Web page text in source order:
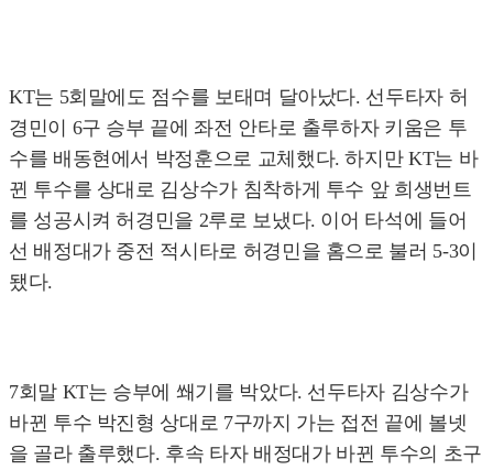
KT는 5회말에도 점수를 보태며 달아났다. 선두타자 허
경민이 6구 승부 끝에 좌전 안타로 출루하자 키움은 투
수를 배동현에서 박정훈으로 교체했다. 하지만 KT는 바
뀐 투수를 상대로 김상수가 침착하게 투수 앞 희생번트
를 성공시켜 허경민을 2루로 보냈다. 이어 타석에 들어
선 배정대가 중전 적시타로 허경민을 홈으로 불러 5-3이
됐다.
7회말 KT는 승부에 쐐기를 박았다. 선두타자 김상수가
바뀐 투수 박진형 상대로 7구까지 가는 접전 끝에 볼넷
을 골라 출루했다. 후속 타자 배정대가 바뀐 투수의 초구